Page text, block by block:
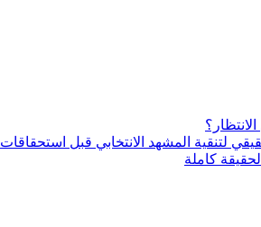
المشهد الانتخابي قبل استحقاقات 2026
كاملة